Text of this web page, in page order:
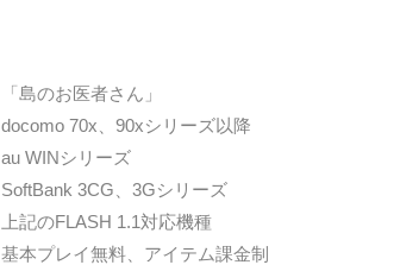
「島のお医者さん」
docomo 70x、90xシリーズ以降
au WINシリーズ
SoftBank 3CG、3Gシリーズ
上記のFLASH 1.1対応機種
基本プレイ無料、アイテム課金制